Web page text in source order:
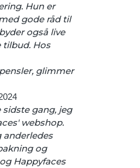
Hun er
gode råd til
også live
tilbud. Hos
glimmer
gang, jeg
webshop.
anderledes
og
Happyfaces